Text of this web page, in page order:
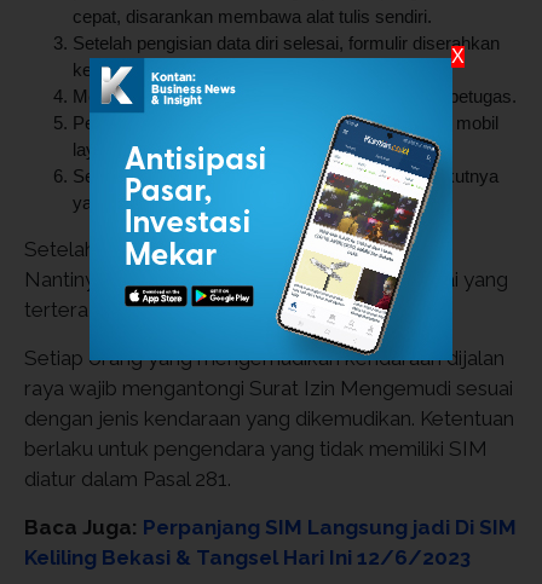
cepat, disarankan membawa alat tulis sendiri.
Setelah pengisian data diri selesai, formulir diserahkan
kembali kepada petugas.
Menunggu antrean sampai nama dipanggil oleh petugas.
Pemohon akan dipanggil untuk masuk ke dalam mobil
layanan guna mengikuti tes kesehatan.
Setelah itu, pemohon melanjutkan ke tahap berikutnya
yakni untuk berfoto.
Setelah foto, Anda tinggal menunggu SIM jadi.
Nantinya petugas akan memanggil nama sesuai yang
tertera di SIM.
Setiap orang yang mengemudikan kendaraan dijalan
raya wajib mengantongi Surat Izin Mengemudi sesuai
dengan jenis kendaraan yang dikemudikan. Ketentuan
berlaku untuk pengendara yang tidak memiliki SIM
diatur dalam Pasal 281.
Baca Juga: Perpanjang SIM Langsung jadi Di SIM
Keliling Bekasi & Tangsel Hari Ini 12/6/2023
X